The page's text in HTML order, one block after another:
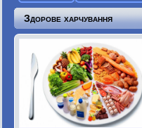
Здорове харчування